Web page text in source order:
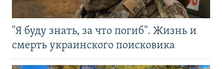
"Я буду знать, за что погиб". Жизнь и
смерть украинского поисковика